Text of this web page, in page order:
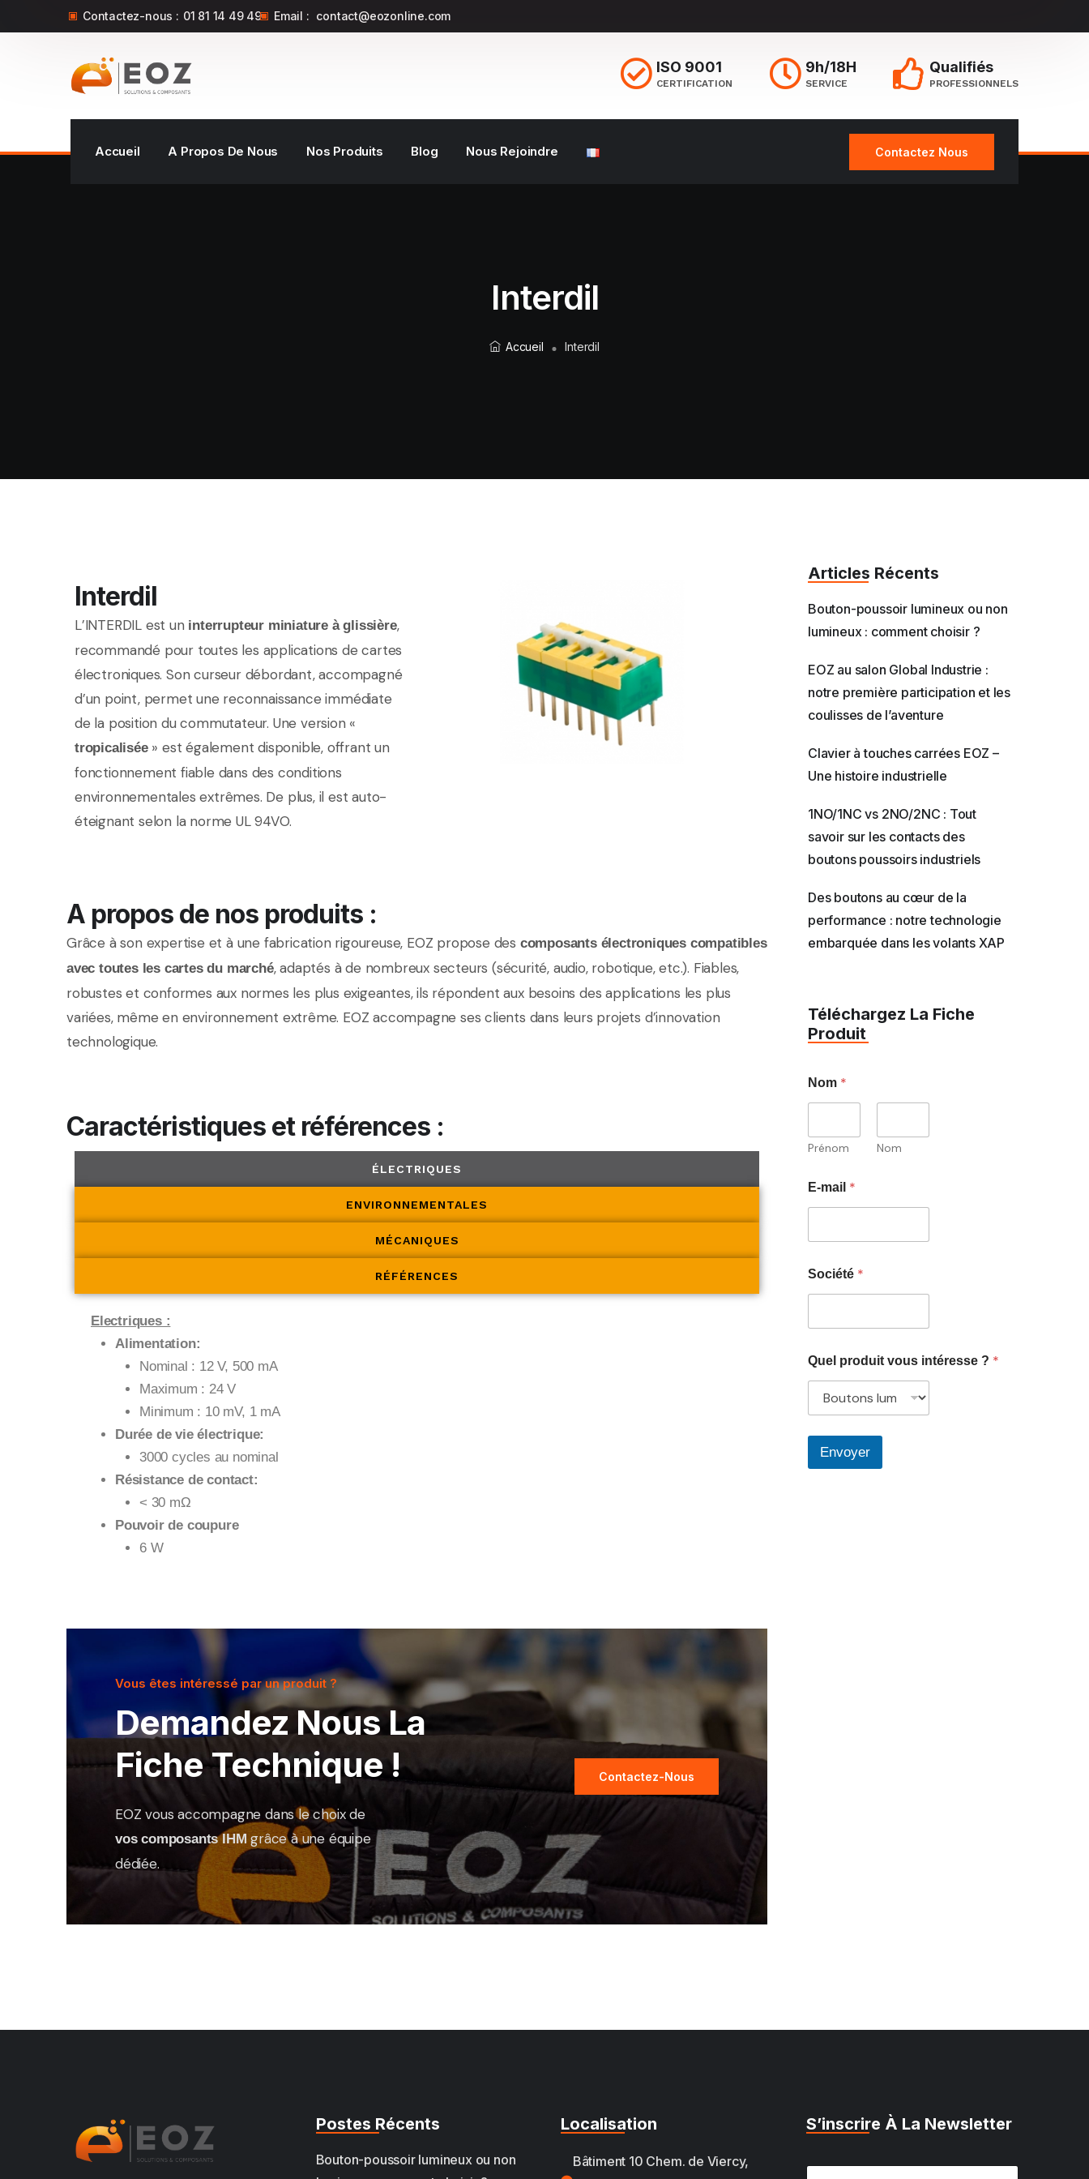
Contactez-nous : 01 81 14 49 49 Email : contact@eozonline.com
ISO 9001
CERTIFICATION
9h/18H
SERVICE
Qualifiés
PROFESSIONNELS
Accueil A Propos De Nous Nos Produits Blog Nous Rejoindre Contactez Nous
Interdil
Accueil Interdil
Interdil
L’INTERDIL est un interrupteur miniature à glissière,
recommandé pour toutes les applications de cartes
électroniques. Son curseur débordant, accompagné
d’un point, permet une reconnaissance immédiate
de la position du commutateur. Une version «
tropicalisée» est également disponible, offrant un
fonctionnement fiable dans des conditions
environnementales extrêmes. De plus, il est auto-
éteignant selon la norme UL 94VO.
A propos de nos produits :
Grâce à son expertise et à une fabrication rigoureuse, EOZ propose des composants électroniques compatibles
avec toutes les cartes du marché, adaptés à de nombreux secteurs (sécurité, audio, robotique, etc.). Fiables,
robustes et conformes aux normes les plus exigeantes, ils répondent aux besoins des applications les plus
variées, même en environnement extrême. EOZ accompagne ses clients dans leurs projets d’innovation
technologique.
Caractéristiques et références :
ÉLECTRIQUES
ENVIRONNEMENTALES
MÉCANIQUES
RÉFÉRENCES
Electriques :
Alimentation:
Nominal : 12 V, 500 mA
Maximum : 24 V
Minimum : 10 mV, 1 mA
Durée de vie électrique:
3000 cycles au nominal
Résistance de contact:
< 30 mΩ
Pouvoir de coupure
6 W
Vous êtes intéressé par un produit ?
Demandez Nous La
Fiche Technique !
EOZ vous accompagne dans le choix de
vos composants IHMgrâce à une équipe
dédiée.
Contactez-Nous
Articles Récents
Bouton-poussoir lumineux ou non
lumineux : comment choisir ?
EOZ au salon Global Industrie :
notre première participation et les
coulisses de l’aventure
Clavier à touches carrées EOZ –
Une histoire industrielle
1NO/1NC vs 2NO/2NC : Tout
savoir sur les contacts des
boutons poussoirs industriels
Des boutons au cœur de la
performance : notre technologie
embarquée dans les volants XAP
Téléchargez La Fiche
Produit
Nom *
Prénom Nom
E-mail *
Société *
Quel produit vous intéresse ? *
Envoyer
Postes Récents
Bouton-poussoir lumineux ou non
Localisation
Bâtiment 10 Chem. de Viercy,
S’inscrire À La Newsletter
E